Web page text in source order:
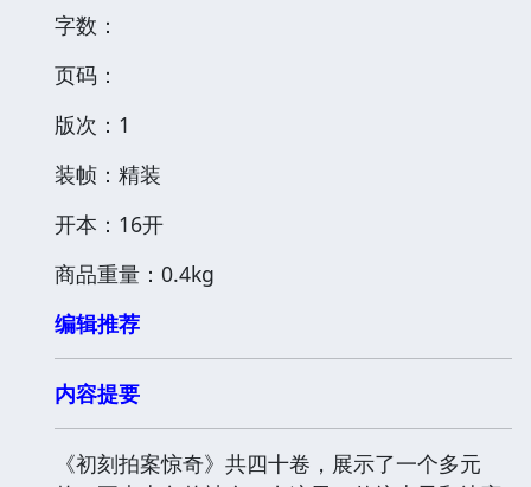
字数：
页码：
版次：1
装帧：精装
开本：16开
商品重量：0.4kg
编辑推荐
内容提要
《初刻拍案惊奇》共四十卷，展示了一个多元